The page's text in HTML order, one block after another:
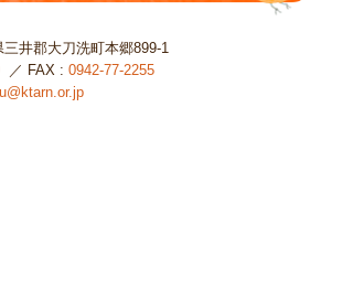
三井郡大刀洗町本郷899-1
／ FAX :0942-77-2255